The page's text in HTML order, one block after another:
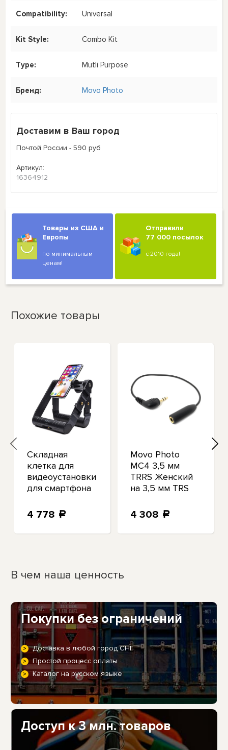
Compatibility: Universal
Kit Style: Combo Kit
Type: Mutli Purpose
Бренд: Movo Photo
Доставим в Ваш город
Почтой России - 590 руб
Артикул:
16364912
Товары из США и
Европы
по минимальным
ценам!
Отправили
77 000 посылок
с 2010 года!
Похожие товары
Складная
клетка для
видеоустановки
для смартфона
SPR-20
4 778 a
Movo Photo
MC4 3,5 мм
TRRS Женский
на 3,5 мм TRS
Кабель-адаптер
4 308 a
В чем наша ценность
Покупки без ограничений
Доставка в любой город СНГ
Простой процесс оплаты
Каталог на русском языке
Доступ к 3 млн. товаров